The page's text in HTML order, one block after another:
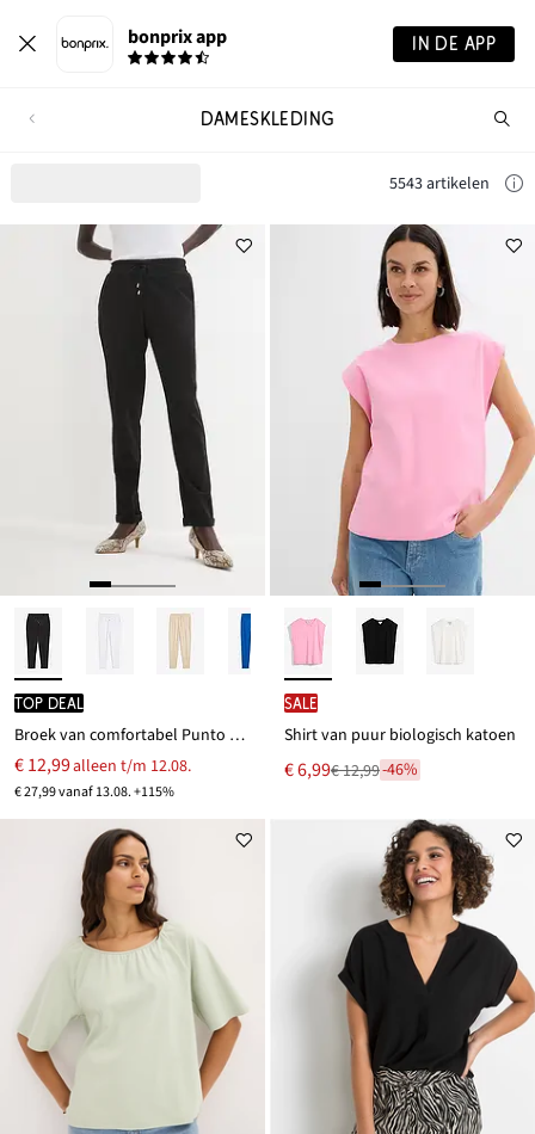
bonprix app IN DE APP
je?
DAMESKLEDING
5543 artikelen
TOP DEAL
Broek van comfortabel Punto di Roma
€ 12,99alleen t/m 12.08.
€ 27,99 vanaf 13.08. +115%
SALE
Shirt van puur biologisch katoen
Nu
voor
€ 6,99
Van € 12,99-46%